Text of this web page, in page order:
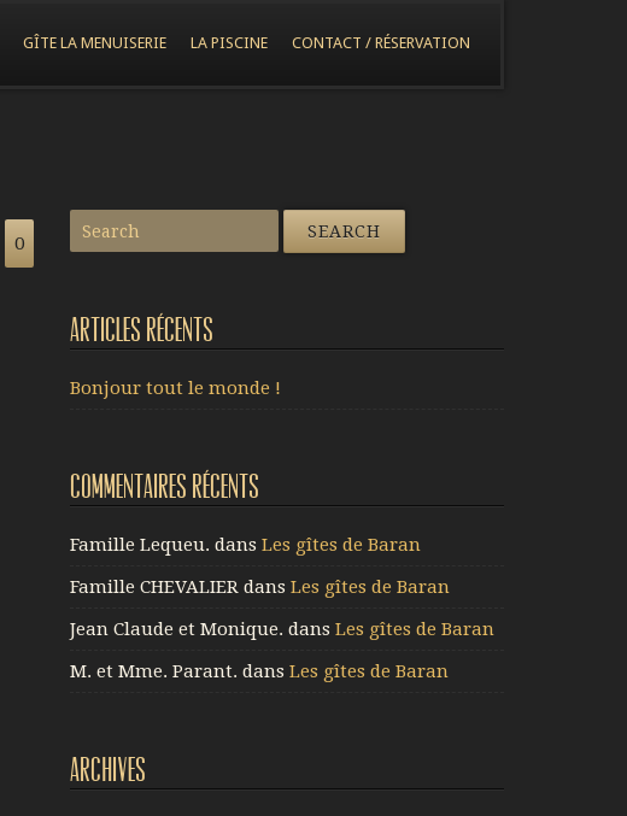
GÎTE LA MENUISERIE LA PISCINE CONTACT / RÉSERVATION
0
Articles récents
Bonjour tout le monde !
Commentaires récents
Famille Lequeu. dans Les gîtes de Baran
Famille CHEVALIER dans Les gîtes de Baran
Jean Claude et Monique. dans Les gîtes de Baran
M. et Mme. Parant. dans Les gîtes de Baran
Archives